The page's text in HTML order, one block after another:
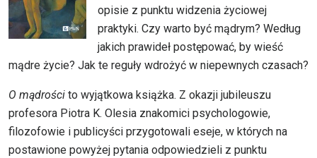
opisie z punktu widzenia życiowej
praktyki. Czy warto być mądrym? Według
jakich prawideł postępować, by wieść
mądre życie? Jak te reguły wdrożyć w niepewnych czasach?
O mądrości to wyjątkowa książka. Z okazji jubileuszu
profesora Piotra K. Olesia znakomici psychologowie,
filozofowie i publicyści przygotowali eseje, w których na
postawione powyżej pytania odpowiedzieli z punktu